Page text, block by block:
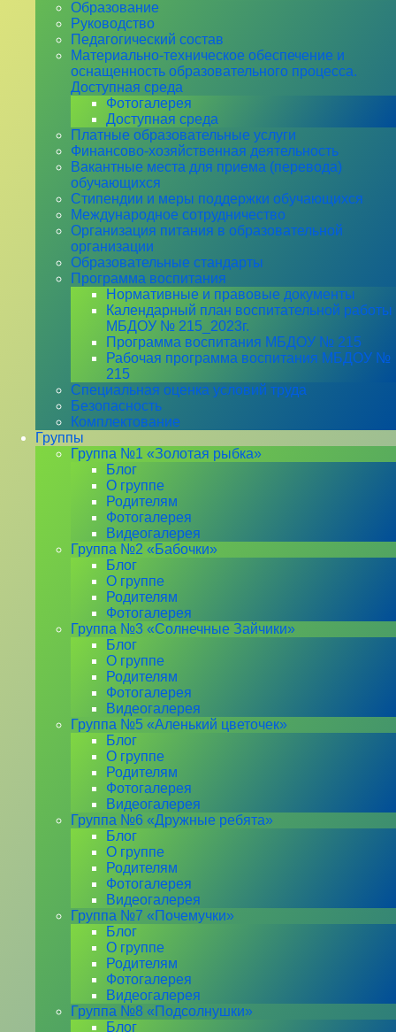
Образование
Руководство
Педагогический состав
Материально-техническое обеспечение и
оснащенность образовательного процесса.
Доступная среда
Фотогалерея
Доступная среда
Платные образовательные услуги
Финансово-хозяйственная деятельность
Вакантные места для приема (перевода)
обучающихся
Стипендии и меры поддержки обучающихся
Международное сотрудничество
Организация питания в образовательной
организации
Образовательные стандарты
Программа воспитания
Нормативные и правовые документы
Календарный план воспитательной работы
МБДОУ № 215_2023г.
Программа воспитания МБДОУ № 215
Рабочая программа воспитания МБДОУ №
215
Специальная оценка условий труда
Безопасность
Комплектование
Группы
Группа №1 «Золотая рыбка»
Блог
О группе
Родителям
Фотогалерея
Видеогалерея
Группа №2 «Бабочки»
Блог
О группе
Родителям
Фотогалерея
Группа №3 «Солнечные Зайчики»
Блог
О группе
Родителям
Фотогалерея
Видеогалерея
Группа №5 «Аленький цветочек»
Блог
О группе
Родителям
Фотогалерея
Видеогалерея
Группа №6 «Дружные ребята»
Блог
О группе
Родителям
Фотогалерея
Видеогалерея
Группа №7 «Почемучки»
Блог
О группе
Родителям
Фотогалерея
Видеогалерея
Группа №8 «Подсолнушки»
Блог